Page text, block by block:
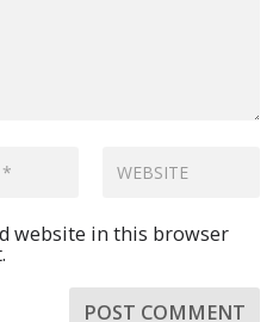
website in this browser